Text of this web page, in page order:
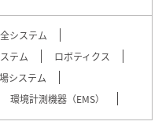
システム
テム
ロボティクス
システム
環境計測機器（EMS）